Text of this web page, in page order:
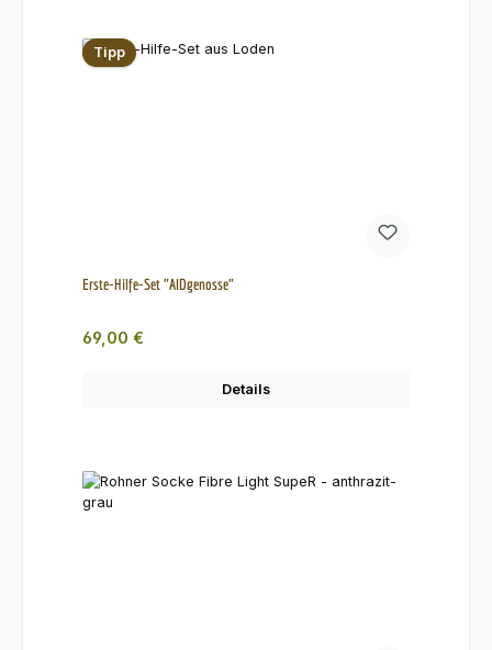
Tipp
Erste-Hilfe-Set "AIDgenosse"
Regulärer Preis:
69,00 €
Details